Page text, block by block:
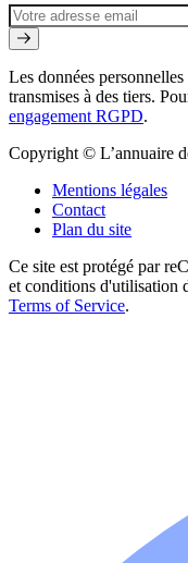
Les données
transmises à des tiers.
engagement RGPD.
Copyright © L’annuaire
Mentions légales
Contact
Plan du site
Ce site est protégé par
et conditions d'utilisation
Terms of Service.